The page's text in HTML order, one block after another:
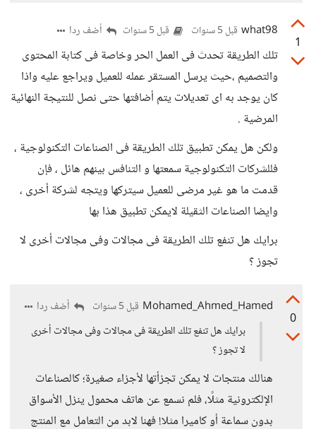
1
what98 قبل 5 سنوات قبل 5 سنوات أضف ردا
تلك الطريقة تحدث فى العمل الحر وخاصة فى كتابة المحتوى
والتصميم ،حيث يرسل المستقر عمله للعميل ويراجع عليه واذا
كان يوجد به اى تعديلات يتم أضافتها حتى نصل للنتيجة النهائية
المرضية .
ولكن هل يمكن تطبيق تلك الطريقة فى الصناعات التكنولوجية ،
فللشركات التكنولوجية سمعتها و التنافس بينهم هائل ، فإن
قدمت ما هو غير مرضى للعميل سيتركها ويتجه لشركة أخرى ،
وايضا الصناعات الثقيلة لايمكن تطبيق هذا بها
برايك هل تنفع تلك الطريقة فى مجالات وفى مجالات أخرى لا
تجوز ؟
0
Mohamed_Ahmed_Hamed قبل 5 سنوات
أضف ردا
برايك هل تنفع تلك الطريقة فى مجالات وفى مجالات أخرى
لا تجوز ؟
هنالك منتجات لا يمكن تجزأتها لأجزاء صغيرة؛ كالصناعات
الإلكترونية مثلًا، فلم نسمع عن هاتف محمول ينزل الأسواق
بدون سماعة أو كاميرا مثلا! فهنا لابد من التعامل مع المنتج